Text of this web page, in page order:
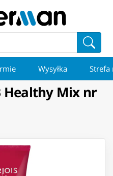
Wysyłka Strefa
Healthy Mix nr